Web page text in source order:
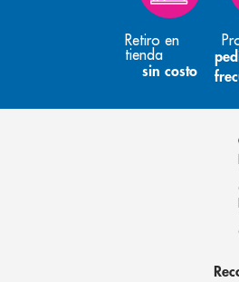
Retiro en
tienda
sin costo